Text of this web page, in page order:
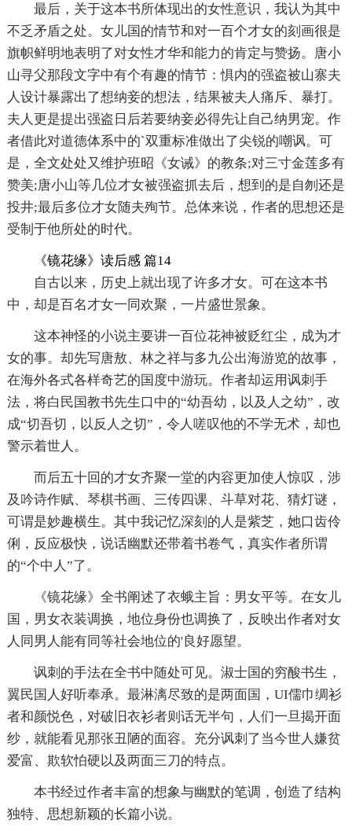
最后，关于这本书所体现出的女性意识，我认为其中
不乏矛盾之处。女儿国的情节和对一百个才女的刻画很是
旗帜鲜明地表明了对女性才华和能力的肯定与赞扬。唐小
山寻父那段文字中有个有趣的情节：惧内的强盗被山寨夫
人设计暴露出了想纳妾的想法，结果被夫人痛斥、暴打。
夫人更是提出强盗日后若要纳妾必得先让自己纳男宠。作
者借此对道德体系中的`双重标准做出了尖锐的嘲讽。可
是，全文处处又维护班昭《女诫》的教条;对三寸金莲多有
赞美;唐小山等几位才女被强盗抓去后，想到的是自刎还是
投井;最后多位才女随夫殉节。总体来说，作者的思想还是
受制于他所处的时代。
《镜花缘》读后感 篇14
自古以来，历史上就出现了许多才女。可在这本书
中，却是百名才女一同欢聚，一片盛世景象。
这本神怪的小说主要讲一百位花神被贬红尘，成为才
女的事。却先写唐敖、林之祥与多九公出海游览的故事，
在海外各式各样奇艺的国度中游玩。作者却运用讽刺手
法，将白民国教书先生口中的“幼吾幼，以及人之幼”，改
成“切吾切，以反人之切”，令人嗟叹他的不学无术，却也
警示着世人。
而后五十回的才女齐聚一堂的内容更加使人惊叹，涉
及吟诗作赋、琴棋书画、三传四课、斗草对花、猜灯谜，
可谓是妙趣横生。其中我记忆深刻的人是紫芝，她口齿伶
俐，反应极快，说话幽默还带着书卷气，真实作者所谓
的“个中人”了。
《镜花缘》全书阐述了衣蛾主旨：男女平等。在女儿
国，男女衣装调换，地位身份也调换了，反映出作者对女
人同男人能有同等社会地位的'良好愿望。
讽刺的手法在全书中随处可见。淑士国的穷酸书生，
翼民国人好听奉承。最淋漓尽致的是两面国，UI儒巾绸衫
者和颜悦色，对破旧衣衫者则话无半句，人们一旦揭开面
纱，就能看见那张丑陋的面容。充分讽刺了当今世人嫌贫
爱富、欺软怕硬以及两面三刀的特点。
本书经过作者丰富的想象与幽默的笔调，创造了结构
独特、思想新颖的长篇小说。